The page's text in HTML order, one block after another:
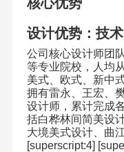
设计优势：技
公司核心设计师团
等专业院校，人均
美式、欧式、新中
拥有雷永、王宏、
设计师，累计完成
括白桦林间简美设
大境美式设计、曲
[superscript:4]